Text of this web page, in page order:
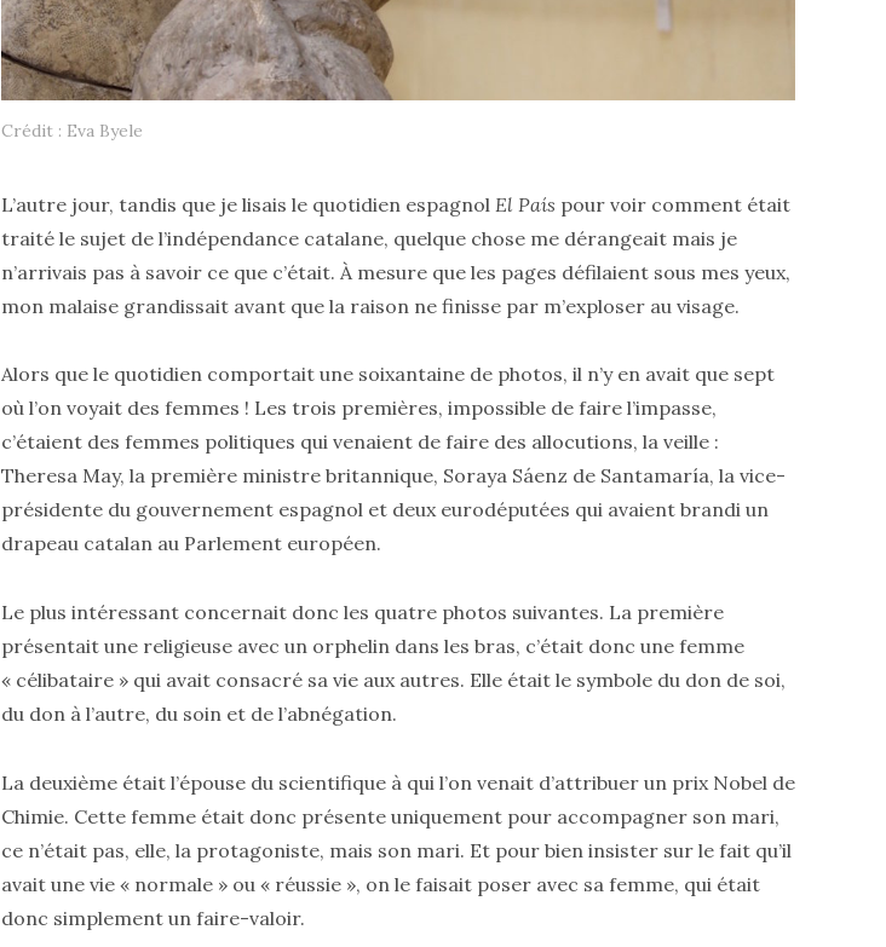
Crédit : Eva Byele
L’autre jour, tandis que je lisais le quotidien espagnol El País pour voir comment était
traité le sujet de l’indépendance catalane, quelque chose me dérangeait mais je
n’arrivais pas à savoir ce que c’était. À mesure que les pages défilaient sous mes yeux,
mon malaise grandissait avant que la raison ne finisse par m’exploser au visage.
Alors que le quotidien comportait une soixantaine de photos, il n’y en avait que sept
où l’on voyait des femmes ! Les trois premières, impossible de faire l’impasse,
c’étaient des femmes politiques qui venaient de faire des allocutions, la veille :
Theresa May, la première ministre britannique, Soraya Sáenz de Santamaría, la vice-
présidente du gouvernement espagnol et deux eurodéputées qui avaient brandi un
drapeau catalan au Parlement européen.
Le plus intéressant concernait donc les quatre photos suivantes. La première
présentait une religieuse avec un orphelin dans les bras, c’était donc une femme
« célibataire » qui avait consacré sa vie aux autres. Elle était le symbole du don de soi,
du don à l’autre, du soin et de l’abnégation.
La deuxième était l’épouse du scientifique à qui l’on venait d’attribuer un prix Nobel de
Chimie. Cette femme était donc présente uniquement pour accompagner son mari,
ce n’était pas, elle, la protagoniste, mais son mari. Et pour bien insister sur le fait qu’il
avait une vie « normale » ou « réussie », on le faisait poser avec sa femme, qui était
donc simplement un faire-valoir.